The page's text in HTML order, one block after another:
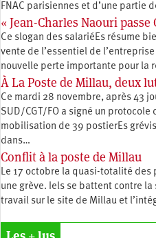
FNAC parisiennes et d’une partie
« Jean-Charles Naouri
Ce slogan des salariéEs résume
vente de l’essentiel de
nouvelle perte importante pour la
À La Poste de Millau, deux
Ce mardi 28 novembre, après 43
SUD/CGT/FO a signé un protocole
mobilisation de 39 postierEs
dans…
Conflit à la poste de Millau
Le 17 octobre la quasi-totalité
une grève. Iels se battent contre
travail sur le site de Millau et